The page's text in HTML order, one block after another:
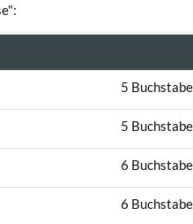
5
5
6
6